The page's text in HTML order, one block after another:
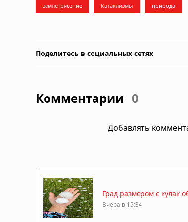
землетрясение Катаклизмы природа
Поделитесь в социальных сетях
Комментарии 0
Добавлять
Град размером с
Вчера в 15:34